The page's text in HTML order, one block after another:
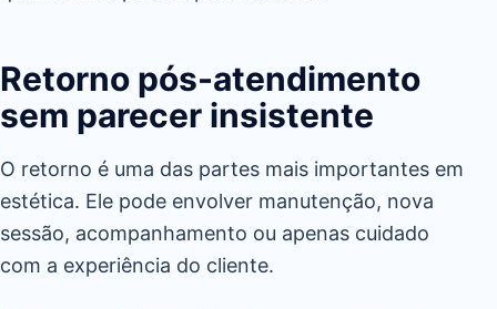
Retorno pós-atendimento
sem parecer insistente
O retorno é uma das partes mais importantes em
estética. Ele pode envolver manutenção, nova
sessão, acompanhamento ou apenas cuidado
com a experiência do cliente.